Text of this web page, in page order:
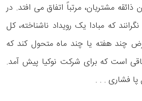
مشتریان، مرتباً اتفاق می افتد. در
که مبادا یک رویداد ناشناخته، کل
چند هفته یا چند ماه متحول کند که
است که برای شرکت نوکیا پیش آمد.
پا فشاری . . .